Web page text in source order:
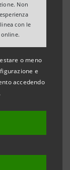
Non
con le
o meno
e
accedendo
SI
giugno 2015,
The
e controlla
vari settori a
e